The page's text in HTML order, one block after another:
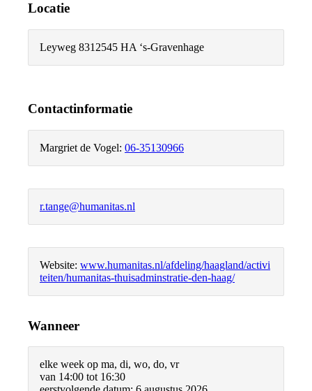
Locatie
Leyweg 831 2545 HA ‘s-Gravenhage
Contactinformatie
Margriet de Vogel: 06-35130966
r.tange@humanitas.nl
Website: www.humanitas.nl/afdeling/haagland/activi
teiten/humanitas-thuisadminstratie-den-haag/
Wanneer
elke week op ma, di, wo, do, vr
van 14:00 tot 16:30